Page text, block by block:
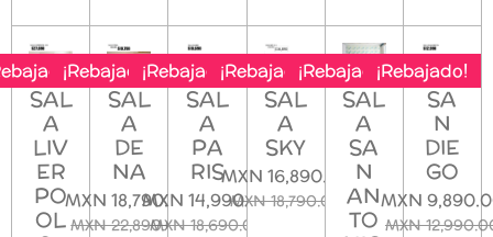
SAL
A
LIV
ER
PO
OL
¡Rebajado!
SAL
A
DE
NA
MXN 18,790.00
MXN 22,890.00
¡Rebajado!
SAL
A
PA
RIS
MXN 14,990.00
MXN 18,690.00
¡Rebajado!
SAL
A
SKY
MXN 16,890.00
MXN 18,790.00
¡Rebajado!
SAL
A
SA
N
AN
TO
¡Rebajado!
SA
N
DIE
GO
MXN
MXN